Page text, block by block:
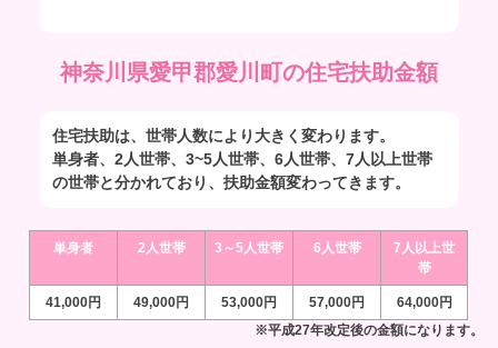
神奈川県愛甲郡愛川町の住宅扶助金額
住宅扶助は、世帯人数により大きく変わります。
単身者、2人世帯、3~5人世帯、6人世帯、7人以上世帯
の世帯と分かれており、扶助金額変わってきます。
単身者 2人世帯 3～5人世帯 6人世帯
7人以上世
帯
41,000円 49,000円 53,000円 57,000円
64,000円
※平成27年改定後の金額になります。